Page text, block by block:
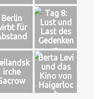
Berlin
für
Tag 8:
Lust und
Last des
Gedenken
s
irche
Berta Levi
und das
Kino von
Haigerloc
h